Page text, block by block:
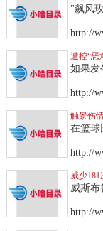
"飙风
http://
遭控“恶
如果发
http://
触景伤
在篮球
http://
威少
威斯
http://